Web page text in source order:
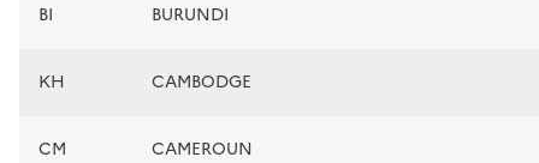
BI BURUNDI
KH CAMBODGE
CM CAMEROUN